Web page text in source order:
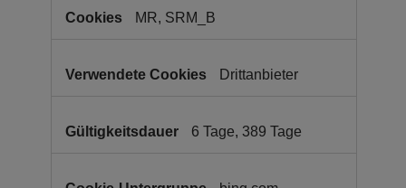
MR, SRM_B
Drittanbieter
6 Tage, 389 Tage